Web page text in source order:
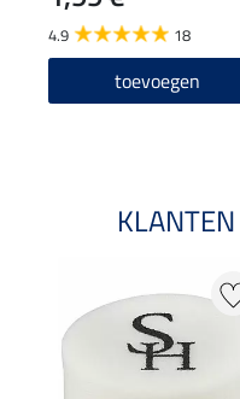
4.9 18
toevoegen